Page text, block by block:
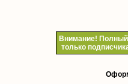
Внимание! Полный
только